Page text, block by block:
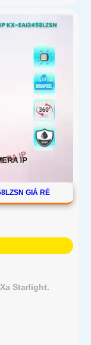
GIÁ RẺ
Starlight.